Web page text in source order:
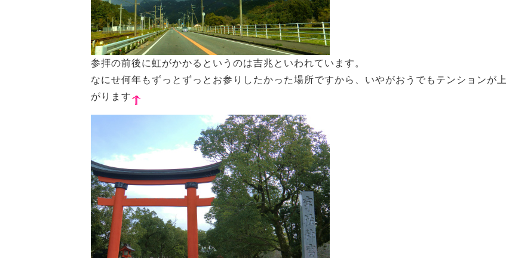
参拝の前後に虹がかかるというのは吉兆といわれています。
なにせ何年もずっとずっとお参りしたかった場所ですから、いやがおうでもテンションが上
がります